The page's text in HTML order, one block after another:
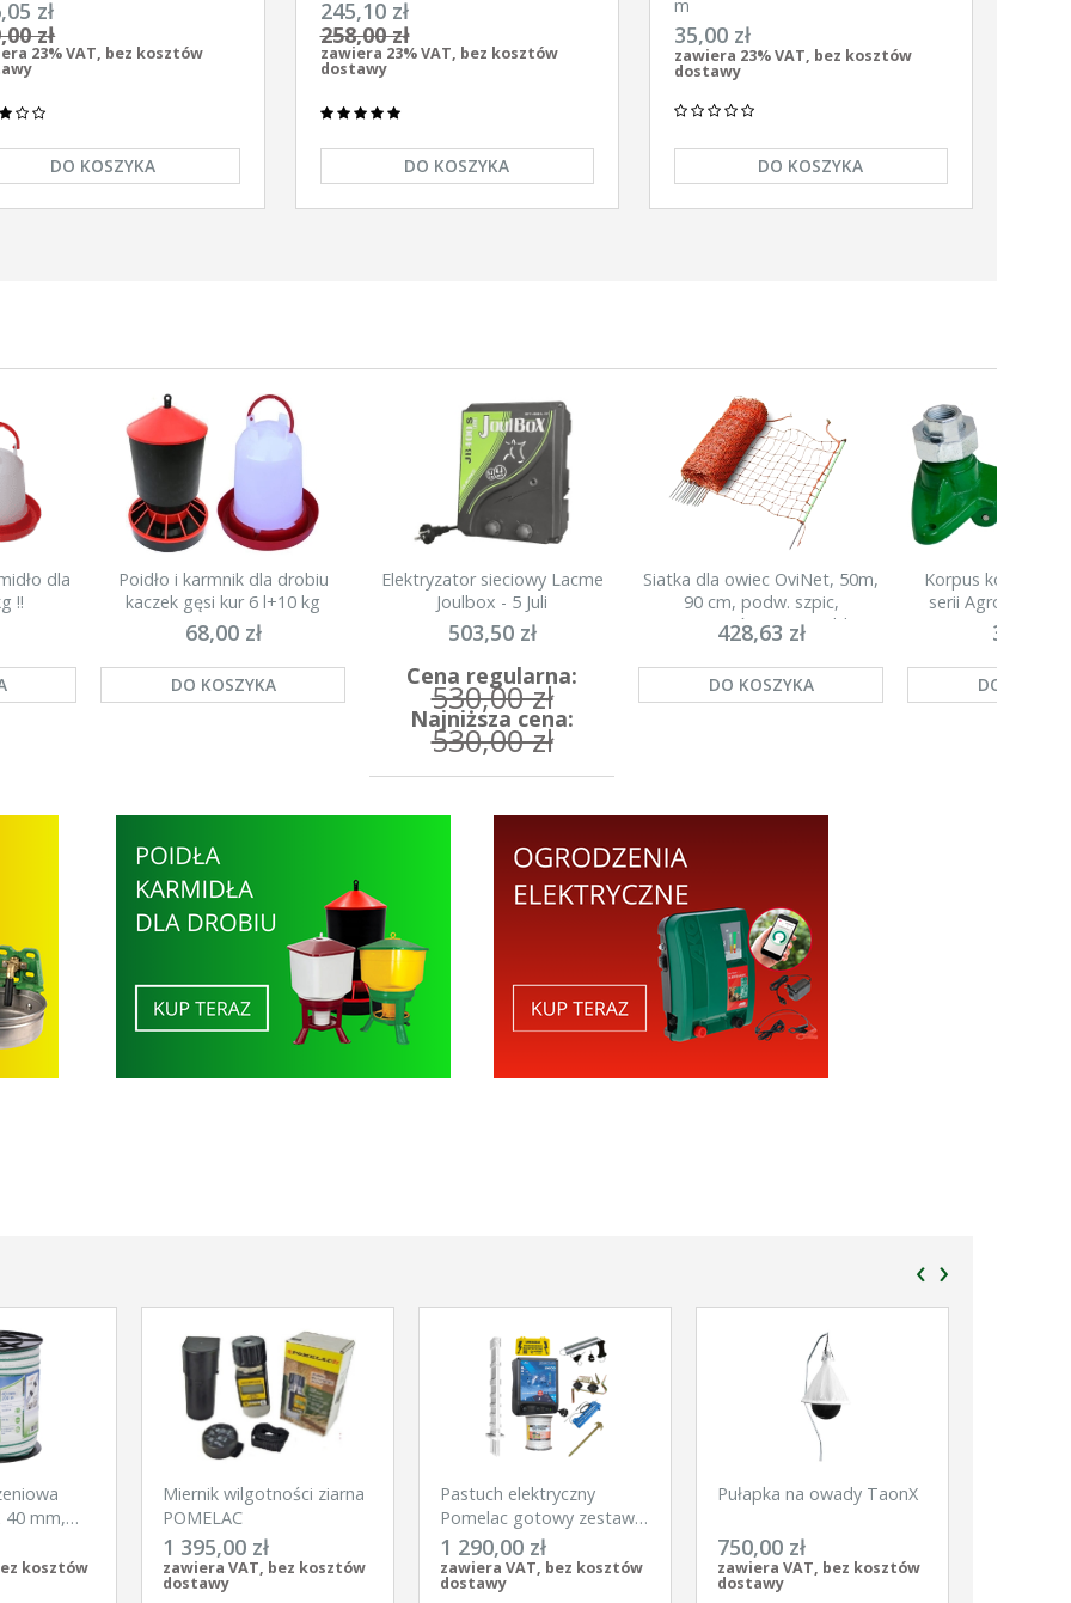
z zasilaczem
Unitra - U1000
zł
zł
23% VAT, bez kosztów
DO KOSZYKA
elektryzator uniwersalny Agronet
AS-1100 12V/230
245,10 zł
258,00 zł
zawiera 23% VAT, bez kosztów
dostawy
DO KOSZYKA
m
35,00 zł
zawiera 23% VAT, bez kosztów
dostawy
DO KOSZYKA
dla
!!
Poidło i karmnik dla drobiu
kaczek gęsi kur 6 l+10 kg
68,00 zł
DO KOSZYKA
Elektryzator sieciowy Lacme
Joulbox - 5 Juli
503,50 zł
Cena regularna:
530,00 zł
Najniższa cena:
530,00 zł
Siatka dla owiec OviNet, 50m,
90 cm, podw. szpic,
pomarańczowa, Kerbl
428,63 zł
DO KOSZYKA
Korpus kompletny
serii Agronet
35,00 zł
DO
40 mm,
kosztów
Miernik wilgotności ziarna
POMELAC
1 395,00 zł
zawiera VAT, bez kosztów
dostawy
Pastuch elektryczny
Pomelac gotowy zestaw
na silne dzikie zwierzęta
1 290,00 zł
zawiera VAT, bez kosztów
dostawy
Pułapka na owady TaonX
750,00 zł
zawiera VAT, bez kosztów
dostawy
‹ ›